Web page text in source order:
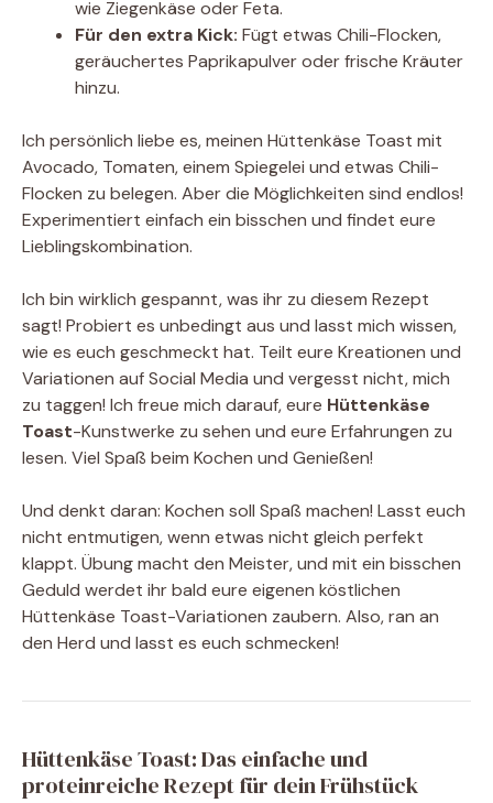
wie Ziegenkäse oder Feta.
Für den extra Kick: Fügt etwas Chili-Flocken,
geräuchertes Paprikapulver oder frische Kräuter
hinzu.
Ich persönlich liebe es, meinen Hüttenkäse Toast mit
Avocado, Tomaten, einem Spiegelei und etwas Chili-
Flocken zu belegen. Aber die Möglichkeiten sind endlos!
Experimentiert einfach ein bisschen und findet eure
Lieblingskombination.
Ich bin wirklich gespannt, was ihr zu diesem Rezept
sagt! Probiert es unbedingt aus und lasst mich wissen,
wie es euch geschmeckt hat. Teilt eure Kreationen und
Variationen auf Social Media und vergesst nicht, mich
zu taggen! Ich freue mich darauf, eure Hüttenkäse
Toast-Kunstwerke zu sehen und eure Erfahrungen zu
lesen. Viel Spaß beim Kochen und Genießen!
Und denkt daran: Kochen soll Spaß machen! Lasst euch
nicht entmutigen, wenn etwas nicht gleich perfekt
klappt. Übung macht den Meister, und mit ein bisschen
Geduld werdet ihr bald eure eigenen köstlichen
Hüttenkäse Toast-Variationen zaubern. Also, ran an
den Herd und lasst es euch schmecken!
Hüttenkäse Toast: Das einfache und
proteinreiche Rezept für dein Frühstück